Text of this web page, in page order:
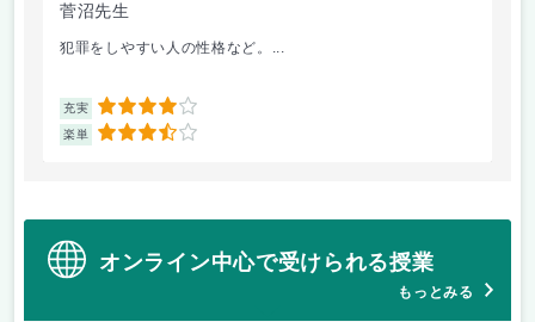
菅沼先生
犯罪をしやすい人の性格など。...
充実 4
楽単 3.5
オンライン中心で受けられる授業
もっとみる